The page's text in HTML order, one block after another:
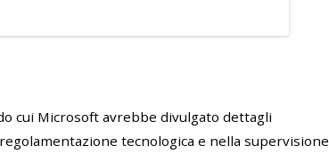
cui Microsoft avrebbe divulgato dettagli
tecnologica e nella supervisione